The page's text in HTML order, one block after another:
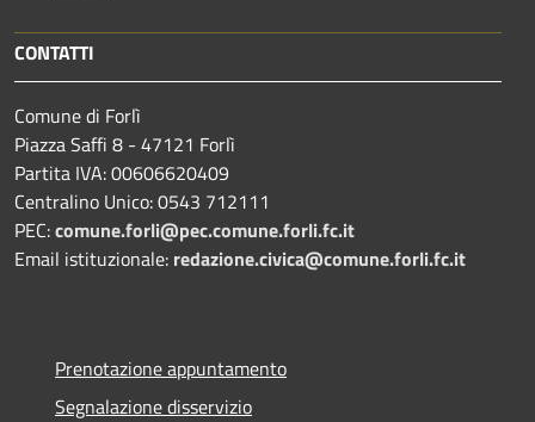
CONTATTI
Comune di Forlì
Piazza Saffi 8 - 47121 Forlì
Partita IVA: 00606620409
Centralino Unico: 0543 712111
PEC:comune.forli@pec.comune.forli.fc.it
Email istituzionale: redazione.civica@comune.forli.fc.it
Prenotazione appuntamento
Segnalazione disservizio